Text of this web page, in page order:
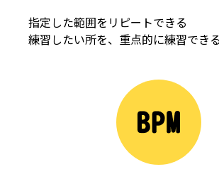
指定した範囲をリピートできる
練習したい所を、重点的に練習でき